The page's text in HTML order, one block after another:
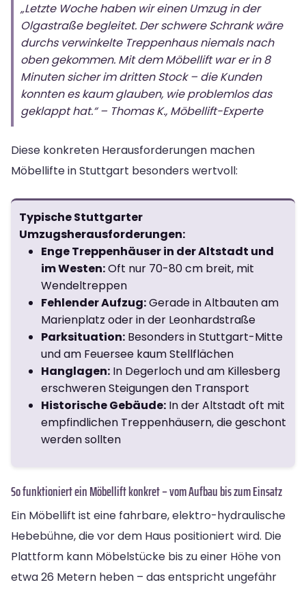
„Letzte Woche haben wir einen Umzug in der
Olgastraße begleitet. Der schwere Schrank wäre
durchs verwinkelte Treppenhaus niemals nach
oben gekommen. Mit dem Möbellift war er in 8
Minuten sicher im dritten Stock – die Kunden
konnten es kaum glauben, wie problemlos das
geklappt hat.“ – Thomas K., Möbellift-Experte
Diese konkreten Herausforderungen machen
Möbellifte in Stuttgart besonders wertvoll:
Typische Stuttgarter
Umzugsherausforderungen:
Enge Treppenhäuser in der Altstadt und
im Westen:Oft nur 70-80 cm breit, mit
Wendeltreppen
Fehlender Aufzug:Gerade in Altbauten am
Marienplatz oder in der Leonhardstraße
Parksituation: Besonders in Stuttgart-Mitte
und am Feuersee kaum Stellflächen
Hanglagen: In Degerloch und am Killesberg
erschweren Steigungen den Transport
Historische Gebäude: In der Altstadt oft mit
empfindlichen Treppenhäusern, die geschont
werden sollten
So funktioniert ein Möbellift konkret – vom Aufbau bis zum Einsatz
Ein Möbellift ist eine fahrbare, elektro-hydraulische
Hebebühne, die vor dem Haus positioniert wird. Die
Plattform kann Möbelstücke bis zu einer Höhe von
etwa 26 Metern heben – das entspricht ungefähr